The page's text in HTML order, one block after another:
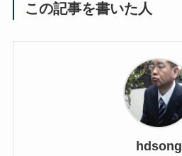
この記事を書いた人
hdsong